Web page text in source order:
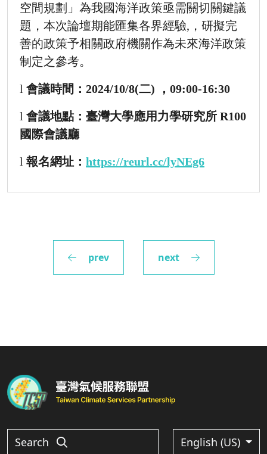
空間規劃」為我國海洋政策亟需關切關鍵議
題，本次論壇期能匯集各界經驗,，研擬完
善的政策予相關政府機關作為未來海洋政策
制定之參考。
l 會議時間 ：2024/10/8(二) ，09:00-16:30
l 會議地點：臺灣大學應用力學研究所 R100
國際會議廳
l 報名網址 ： https://reurl.cc/lyNEg6
prev next
Search English (US)